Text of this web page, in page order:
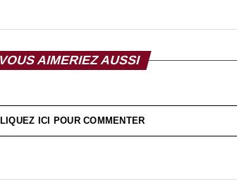
VOUS AIMERIEZ AUSSI
ICI POUR COMMENTER